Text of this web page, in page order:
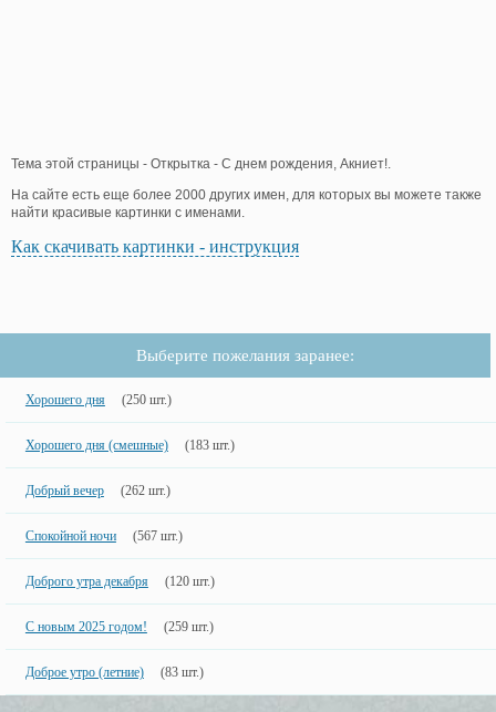
Тема этой страницы - Открытка - С днем рождения, Акниет!.
На сайте есть еще более 2000 других имен, для которых вы можете также
найти красивые картинки с именами.
Как скачивать картинки - инструкция
Выберите пожелания заранее:
Хорошего дня (250 шт.)
Хорошего дня (смешные) (183 шт.)
Добрый вечер (262 шт.)
Спокойной ночи (567 шт.)
Доброго утра декабря (120 шт.)
С новым 2025 годом! (259 шт.)
Доброе утро (летние) (83 шт.)